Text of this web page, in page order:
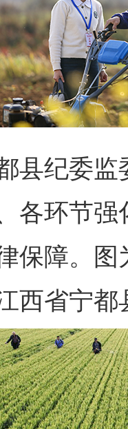
纪委监
各环节
保障。
西省宁